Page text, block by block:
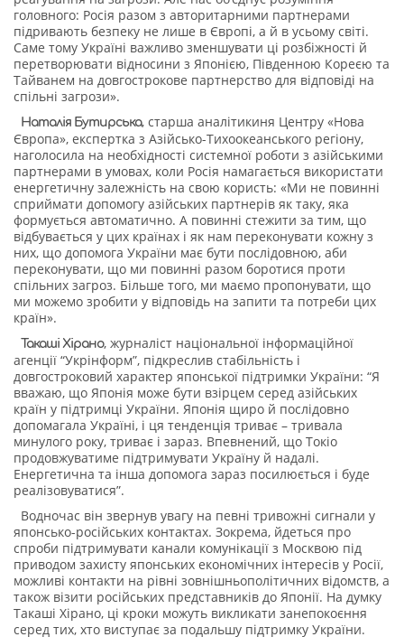
головного: Росія разом з авторитарними партнерами
підривають безпеку не лише в Європі, а й в усьому світі.
Саме тому Україні важливо зменшувати ці розбіжності й
перетворювати відносини з Японією, Південною Кореєю та
Тайванем на довгострокове партнерство для відповіді на
спільні загрози».
Наталія Бутирська, старша аналітикиня Центру «Нова
Європа», експертка з Азійсько-Тихоокеанського регіону,
наголосила на необхідності системної роботи з азійськими
партнерами в умовах, коли Росія намагається використати
енергетичну залежність на свою користь: «Ми не повинні
сприймати допомогу азійських партнерів як таку, яка
формується автоматично. А повинні стежити за тим, що
відбувається у цих країнах і як нам переконувати кожну з
них, що допомога України має бути послідовною, аби
переконувати, що ми повинні разом боротися проти
спільних загроз. Більше того, ми маємо пропонувати, що
ми можемо зробити у відповідь на запити та потреби цих
країн».
Такаші Хірано, журналіст національної інформаційної
агенції “Укрінформ”, підкреслив стабільність і
довгостроковий характер японської підтримки України: “Я
вважаю, що Японія може бути взірцем серед азійських
країн у підтримці України. Японія щиро й послідовно
допомагала Україні, і ця тенденція триває – тривала
минулого року, триває і зараз. Впевнений, що Токіо
продовжуватиме підтримувати Україну й надалі.
Енергетична та інша допомога зараз посилюється і буде
реалізовуватися”.
Водночас він звернув увагу на певні тривожні сигнали у
японсько-російських контактах. Зокрема, йдеться про
спроби підтримувати канали комунікації з Москвою під
приводом захисту японських економічних інтересів у Росії,
можливі контакти на рівні зовнішньополітичних відомств, а
також візити російських представників до Японії. На думку
Такаші Хірано, ці кроки можуть викликати занепокоєння
серед тих, хто виступає за подальшу підтримку України.